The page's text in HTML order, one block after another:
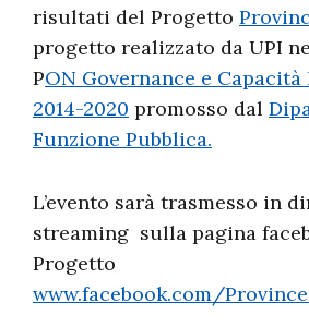
risultati del Progetto
progetto realizzato da UPI
PON Governance e
2014-2020 promosso dal
Funzione Pubblica.
L’evento sarà trasmesso in
streaming sulla pagina
Progetto
www.facebook.com/